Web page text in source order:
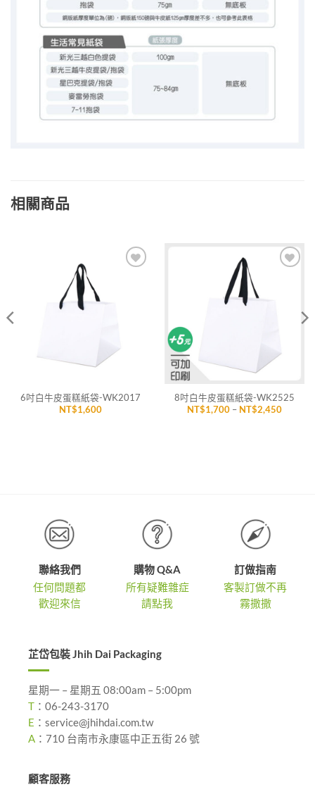
相關商品
6吋白牛皮蛋糕紙袋-WK2017
NT$1,600
8吋白牛皮蛋糕紙袋-WK2525
NT$1,700 – NT$2,450價
聯絡我們
任何問題都
歡迎來信
購物 Q&A
所有疑難雜症
請點我
訂做指南
客製訂做不再
霧撒撒
芷岱包裝 Jhih Dai Packaging
星期一 – 星期五 08:00am – 5:00pm
T ： 06-243-3170
E ： service@jhihdai.com.tw
A ： 710 台南市永康區中正五街 26 號
顧客服務